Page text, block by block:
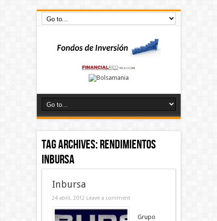
Tag Archives:rendimientos
inbursa
Inbursa
24 abril, 2012 Leave a comment
Grupo